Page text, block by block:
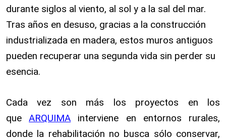
durante siglos al viento, al sol y a la sal del mar.
Tras años en desuso, gracias a la construcción
industrializada en madera, estos muros antiguos
pueden recuperar una segunda vida sin perder su
esencia.
Cada vez son más los proyectos en los
que
ARQUIMA interviene en entornos rurales,
donde la rehabilitación no busca sólo conservar,